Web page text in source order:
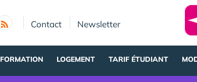
Contact Newsletter
FORMATION LOGEMENT TARIF ÉTUDIANT